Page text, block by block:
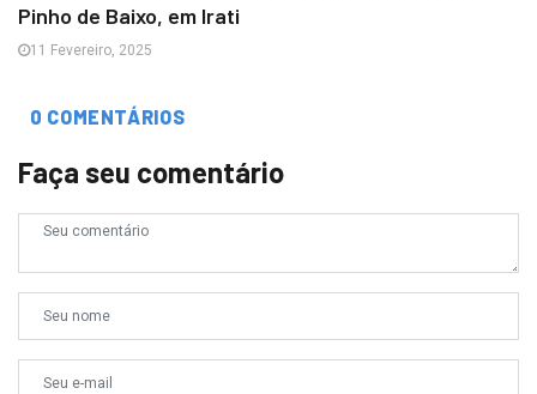
Pinho de Baixo, em Irati
11 Fevereiro, 2025
0 COMENTÁRIOS
Faça seu comentário